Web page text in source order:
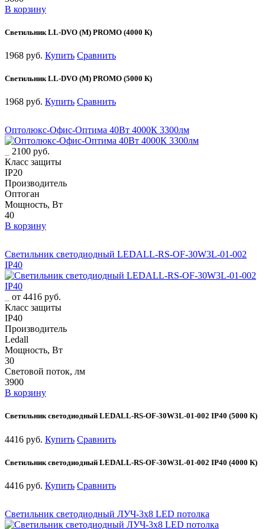
В корзину
Светильник LL-DVO (M) PROMO (4000 К)
1968 руб. Купить Сравнить
Светильник LL-DVO (M) PROMO (5000 К)
1968 руб. Купить Сравнить
Оптолюкс-Офис-Оптима 40Вт 4000К 3300лм
2100 руб.
Класс защиты
IP20
Производитель
Оптоган
Мощность, Вт
40
В корзину
Светильник светодиодный LEDALL-RS-OF-30W3L-01-002
IP40
от 4416 руб.
Класс защиты
IP40
Производитель
Ledall
Мощность, Вт
30
Световой поток, лм
3900
В корзину
Светильник светодиодный LEDALL-RS-OF-30W3L-01-002 IP40 (5000 К)
4416 руб. Купить Сравнить
Светильник светодиодный LEDALL-RS-OF-30W3L-01-002 IP40 (4000 К)
4416 руб. Купить Сравнить
Светильник светодиодный ЛУЧ-3х8 LED потолка